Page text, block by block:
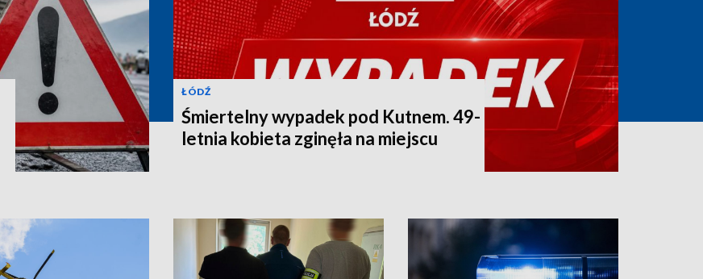
ŁÓDŹ
Śmiertelny wypadek pod Kutnem. 49-
letnia kobieta zginęła na miejscu